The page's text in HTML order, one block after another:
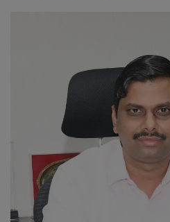
சட்டமன்ற தேர்தல் 2026
தொழில்நுட்பம்
மக்கள் புகார்கள்
சிறப்பு செய்திகள்